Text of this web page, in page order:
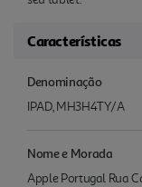
Características
Denominação
IPAD, MH3H4TY/A
Nome e Morada
Apple Portugal Rua